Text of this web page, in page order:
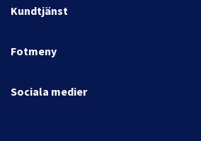
Kundtjänst
Fotmeny
Sociala medier